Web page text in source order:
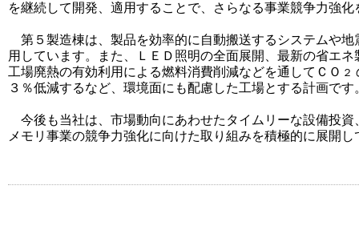
を継続して開発、適用することで、さらなる事業競争力強化
第５製造棟は、製品を効率的に自動搬送するシステムや
用しています。また、ＬＥＤ照明の全面展開、最新の省エ
工場廃熱の有効利用による燃料消費削減などを通してＣＯ ２
３％低減するなど、環境面にも配慮した工場とする計画です
今後も当社は、市場動向にあわせたタイムリーな設備投
メモリ事業の競争力強化に向けた取り組みを積極的に展開し